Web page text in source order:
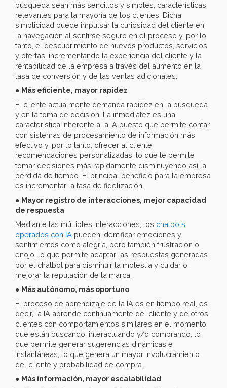
búsqueda sean más sencillos y simples, características
relevantes para la mayoría de los clientes. Dicha
simplicidad puede impulsar la curiosidad del cliente en
la navegación al sentirse seguro en el proceso y, por lo
tanto, el descubrimiento de nuevos productos, servicios
y ofertas, incrementando la experiencia del cliente y la
rentabilidad de la empresa a través del aumento en la
tasa de conversión y de las ventas adicionales.
● Más eficiente, mayor rapidez
El cliente actualmente demanda rapidez en la búsqueda
y en la toma de decisión. La inmediatez es una
característica inherente a la IA puesto que permite contar
con sistemas de procesamiento de información más
efectivo y, por lo tanto, ofrecer al cliente
recomendaciones personalizadas, lo que le permite
tomar decisiones más rápidamente disminuyendo así la
pérdida de tiempo. El principal beneficio para la empresa
es incrementar la tasa de fidelización.
● Mayor registro de interacciones, mejor capacidad
de respuesta
Mediante las múltiples interacciones, los chatbots
operados con IA pueden identificar emociones y
sentimientos como alegría, pero también frustración o
enojo, lo que permite adaptar las respuestas generadas
por el chatbot para disminuir la molestia y cuidar o
mejorar la reputación de la marca.
● Más autónomo, más oportuno
El proceso de aprendizaje de la IA es en tiempo real, es
decir, la IA aprende continuamente del cliente y de otros
clientes con comportamientos similares en el momento
que están buscando, interactuando y/o comprando, lo
que permite generar sugerencias dinámicas e
instantáneas, lo que genera un mayor involucramiento
del cliente y probabilidad de compra.
● Más información, mayor escalabilidad